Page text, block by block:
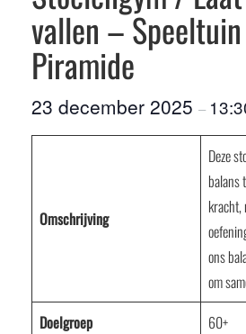
vallen –
Piramide
23 december 2025 –
Omschrijving
Deze
balans
kracht,
ons
om
Doelgroep
60+